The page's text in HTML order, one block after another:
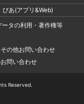
ぴあ(アプリ&Web)
ータの利用・著作権等
の他お問い合わせ
問い合わせ
Reserved.